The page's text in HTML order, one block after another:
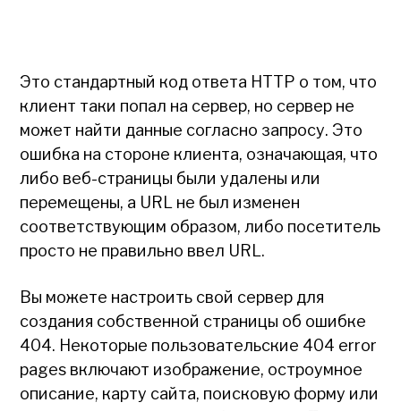
Это стандартный код ответа HTTP о том, что
клиент таки попал на сервер, но сервер не
может найти данные согласно запросу. Это
ошибка на стороне клиента, означающая, что
либо веб-страницы были удалены или
перемещены, а URL не был изменен
соответствующим образом, либо посетитель
просто не правильно ввел URL.
Вы можете настроить свой сервер для
создания собственной страницы об ошибке
404. Некоторые пользовательские 404 error
pages включают изображение, остроумное
описание, карту сайта, поисковую форму или